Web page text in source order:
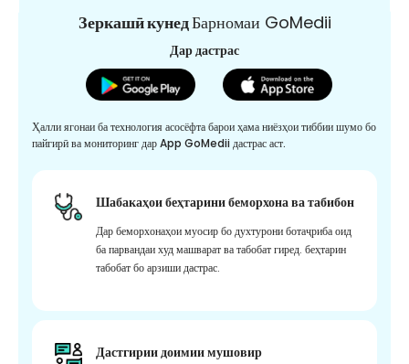
Зеркашӣ кунедБарномаи GoMedii
Дар дастрас
Ҳалли ягонаи ба технология асосёфта барои ҳама ниёзҳои тиббии шумо бо
пайгирӣ ва мониторинг дар App GoMedii дастрас аст.
Шабакаҳои беҳтарини беморхона ва табибон
Дар беморхонаҳои муосир бо духтурони ботаҷриба оид
ба парвандаи худ машварат ва табобат гиред. беҳтарин
табобат бо арзиши дастрас.
Дастгирии доимии мушовир